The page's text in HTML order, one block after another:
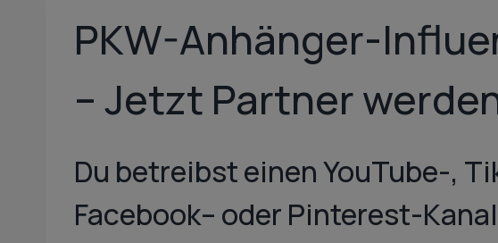
PKW-Anhänger-
– Jetzt Partner
Du betreibst einen YouTube-,
Facebook– oder Pinterest-